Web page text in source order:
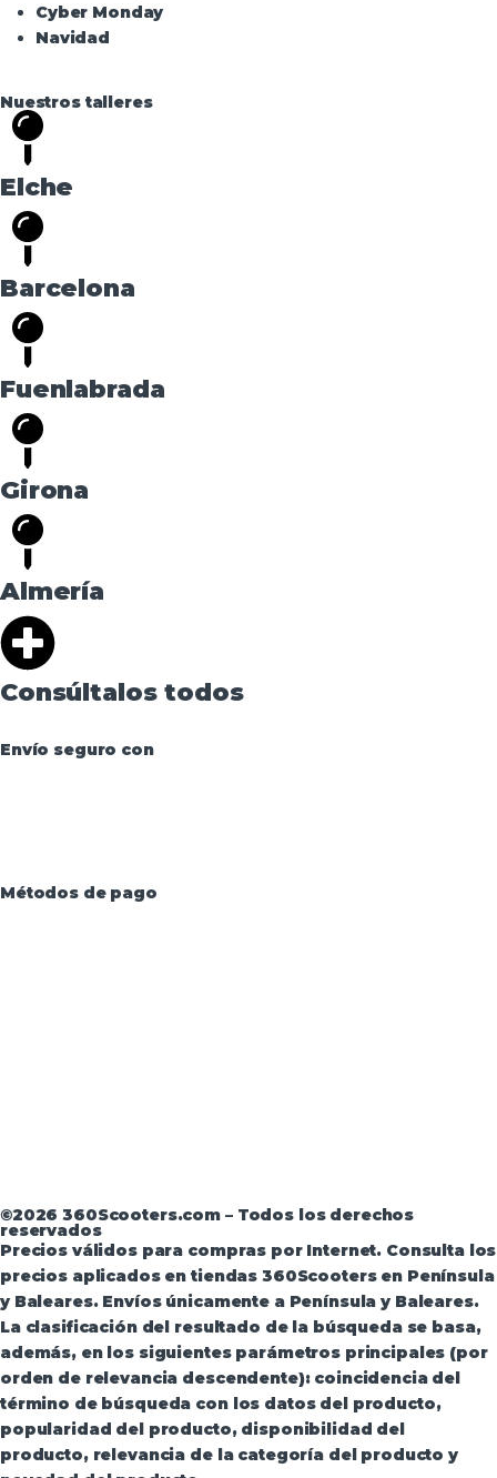
Cyber Monday
Navidad
Nuestros talleres
Elche
Barcelona
Fuenlabrada
Girona
Almería
Consúltalos todos
Envío seguro con
Métodos de pago
©2026 360Scooters.com – Todos los derechos
reservados
Precios válidos para compras por Internet. Consulta los
precios aplicados en tiendas 360Scooters en Península
y Baleares. Envíos únicamente a Península y Baleares.
La clasificación del resultado de la búsqueda se basa,
además, en los siguientes parámetros principales (por
orden de relevancia descendente): coincidencia del
término de búsqueda con los datos del producto,
popularidad del producto, disponibilidad del
producto, relevancia de la categoría del producto y